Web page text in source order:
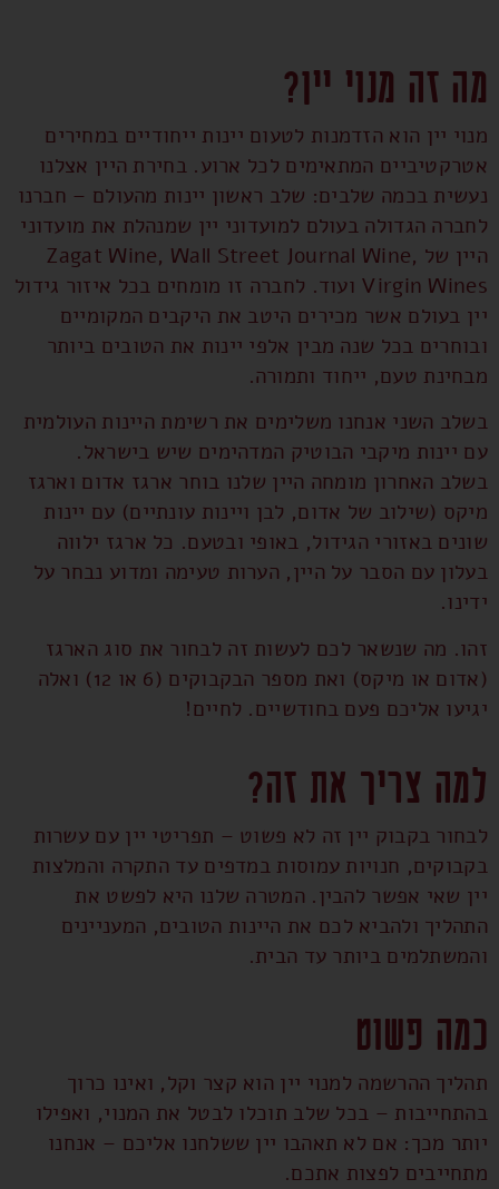
מה זה מנוי יין?
מנוי יין הוא הזדמנות לטעום יינות ייחודיים במחירים
אטרקטיביים המתאימים לכל ארוע. בחירת היין אצלנו
נעשית בכמה שלבים: שלב ראשון יינות מהעולם – חברנו
לחברה הגדולה בעולם למועדוני יין שמנהלת את מועדוני
היין של Zagat Wine, Wall Street Journal Wine,
Virgin Wines ועוד. לחברה זו מומחים בכל איזור גידול
יין בעולם אשר מכירים היטב את היקבים המקומיים
ובוחרים בכל שנה מבין אלפי יינות את הטובים ביותר
מבחינת טעם, ייחוד ותמורה.
בשלב השני אנחנו משלימים את רשימת היינות העולמית
עם יינות מיקבי הבוטיק המדהימים שיש בישראל.
בשלב האחרון מומחה היין שלנו בוחר ארגז אדום וארגז
מיקס (שילוב של אדום, לבן ויינות עונתיים) עם יינות
שונים באזורי הגידול, באופי ובטעם. כל ארגז ילווה
בעלון עם הסבר על היין, הערות טעימה ומדוע נבחר על
ידינו.
זהו. מה שנשאר לכם לעשות זה לבחור את סוג הארגז
(אדום או מיקס) ואת מספר הבקבוקים (6 או 12) ואלה
יגיעו אליכם פעם בחודשיים. לחיים!
למה צריך את זה?
לבחור בקבוק יין זה לא פשוט – תפריטי יין עם עשרות
בקבוקים, חנויות עמוסות במדפים עד התקרה והמלצות
יין שאי אפשר להבין. המטרה שלנו היא לפשט את
התהליך ולהביא לכם את היינות הטובים, המעניינים
והמשתלמים ביותר עד הבית.
כמה פשוט
תהליך ההרשמה למנוי יין הוא קצר וקל, ואינו כרוך
בהתחייבות – בכל שלב תוכלו לבטל את המנוי, ואפילו
יותר מכך: אם לא תאהבו יין ששלחנו אליכם – אנחנו
מתחייבים לפצות אתכם.